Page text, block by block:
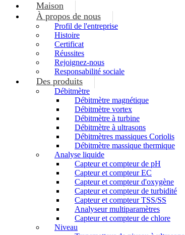
Maison
À propos de nous
Profil de l'entreprise
Histoire
Certificat
Réussites
Rejoignez-nous
Responsabilité sociale
Des produits
Débitmètre
Débitmètre magnétique
Débitmètre vortex
Débitmètre à turbine
Débitmètre à ultrasons
Débitmètres massiques Coriolis
Débitmètre massique thermique
Analyse liquide
Capteur et compteur de pH
Capteur et compteur EC
Capteur et compteur d'oxygène
Capteur et compteur de turbidité
Capteur et compteur TSS/SS
Analyseur multiparamètres
Capteur et compteur de chlore
Niveau